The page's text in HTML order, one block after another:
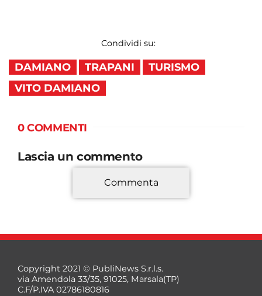
Condividi su:
DAMIANO TRAPANI
TURISMO
VITO DAMIANO
0 COMMENTI
Lascia un commento
*
Commenta
Copyright 2021 © PubliNews S.r.l.s.
via Amendola 33/35, 91025, Marsala(TP)
C.F/P.IVA 02786180816